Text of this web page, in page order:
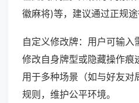
徽麻将)等，建议通过正规途
自定义修改牌：用户可输入
修改自身牌型或隐藏操作痕
用于多种场景（如与好友对
规则，维护公平环境。